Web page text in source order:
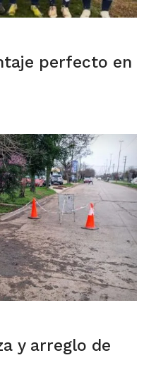
perfecto en
y arreglo de